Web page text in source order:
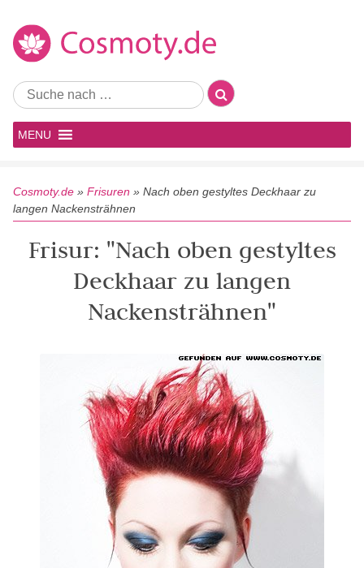
MENU
Cosmoty.de » Frisuren » Nach oben gestyltes Deckhaar zu
langen Nackensträhnen
Frisur: "Nach oben gestyltes
Deckhaar zu langen
Nackensträhnen"